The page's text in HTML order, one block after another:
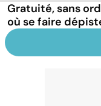
Gratuité, sans
où se faire